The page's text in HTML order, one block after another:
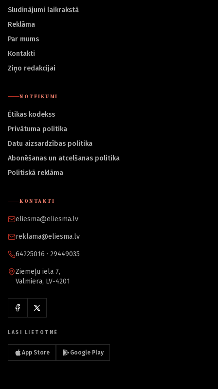
Sludinājumi laikrakstā
Reklāma
Par mums
Kontakti
Ziņo redakcijai
NOTEIKUMI
Ētikas kodekss
Privātuma politika
Datu aizsardzības politika
Abonēšanas un atcelšanas politika
Politiskā reklāma
KONTAKTI
eliesma@eliesma.lv
reklama@eliesma.lv
64225016 · 29449035
Ziemeļu iela 7,
Valmiera, LV-4201
LASI LIETOTNĒ
App Store Google Play